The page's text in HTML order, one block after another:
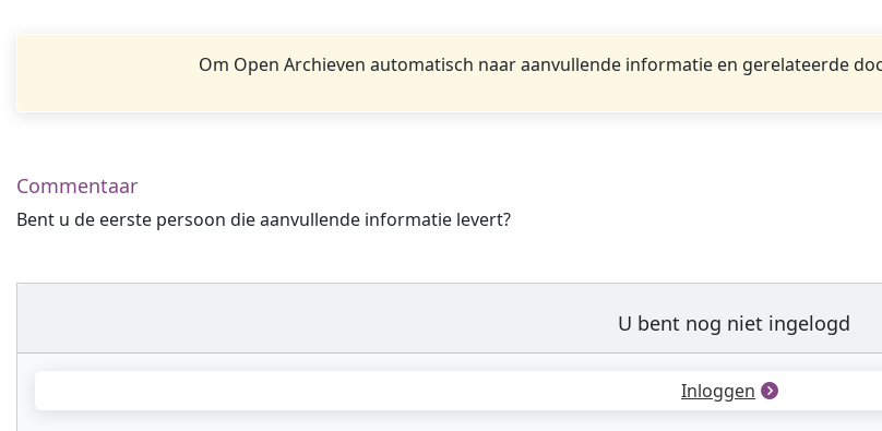
Om Open Archieven automatisch naar aanvullende informatie en gerelateerde
Commentaar
Bent u de eerste persoon die aanvullende informatie levert?
U bent nog niet ingelogd
Inloggen